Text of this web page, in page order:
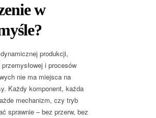
w
produkcji,
i procesów
nie ma miejsca na
Każdy komponent, każda
mechanizm, czy tryb
sprawnie – bez przerw, bez